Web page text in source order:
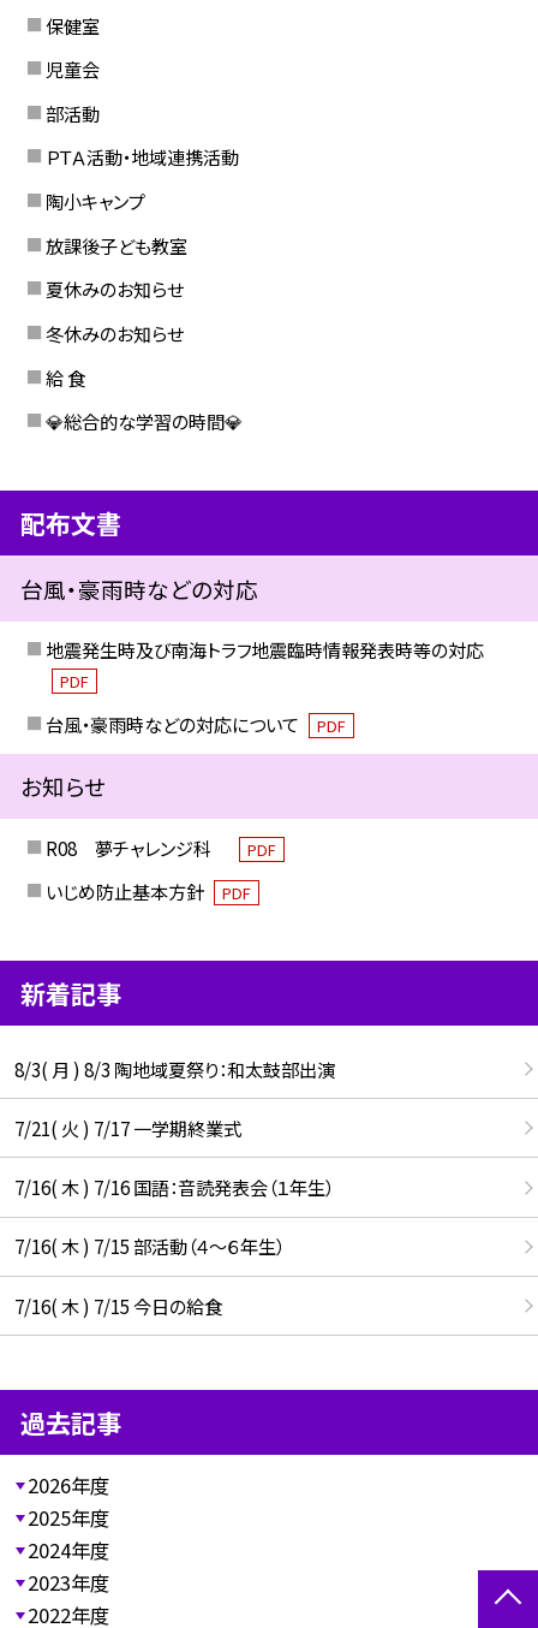
保健室
児童会
部活動
ＰＴＡ活動・地域連携活動
陶小キャンプ
放課後子ども教室
夏休みのお知らせ
冬休みのお知らせ
給 食
💎総合的な学習の時間💎
配布文書
台風・豪雨時などの対応
地震発生時及び南海トラフ地震臨時情報発表時等の対応
PDF
台風・豪雨時などの対応について PDF
お知らせ
R08 夢チャレンジ科 PDF
いじめ防止基本方針 PDF
新着記事
8/3( 月 ) 8/3 陶地域夏祭り：和太鼓部出演
7/21( 火 ) 7/17 一学期終業式
7/16( 木 ) 7/16 国語：音読発表会（１年生）
7/16( 木 ) 7/15 部活動（４～６年生）
7/16( 木 ) 7/15 今日の給食
過去記事
2026年度
2025年度
2024年度
2023年度
2022年度